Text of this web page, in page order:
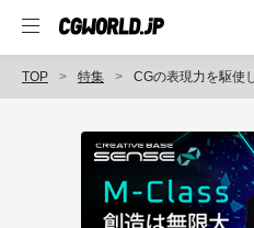
TOP 特集 CGの表現力を駆使して新たな領域へ！ 隈研吾建築都